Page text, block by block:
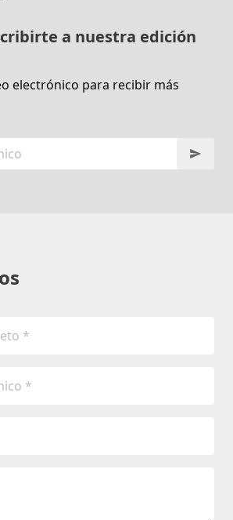
a nuestra edición
electrónico para recibir más